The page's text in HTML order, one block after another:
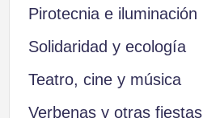
Pirotecnia e iluminación
Solidaridad y ecología
Teatro, cine y música
Verbenas y otras fiestas